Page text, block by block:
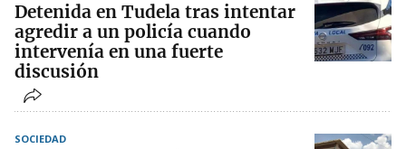
Detenida en Tudela tras intentar
agredir a un policía cuando
intervenía en una fuerte
discusión
SOCIEDAD